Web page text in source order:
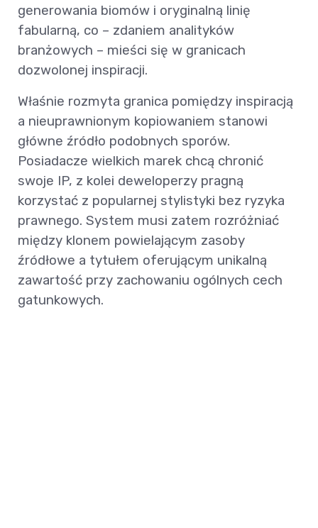
generowania biomów i oryginalną linię
fabularną, co – zdaniem analityków
branżowych – mieści się w granicach
dozwolonej inspiracji.
Właśnie rozmyta granica pomiędzy inspiracją
a nieuprawnionym kopiowaniem stanowi
główne źródło podobnych sporów.
Posiadacze wielkich marek chcą chronić
swoje IP, z kolei deweloperzy pragną
korzystać z popularnej stylistyki bez ryzyka
prawnego. System musi zatem rozróżniać
między klonem powielającym zasoby
źródłowe a tytułem oferującym unikalną
zawartość przy zachowaniu ogólnych cech
gatunkowych.